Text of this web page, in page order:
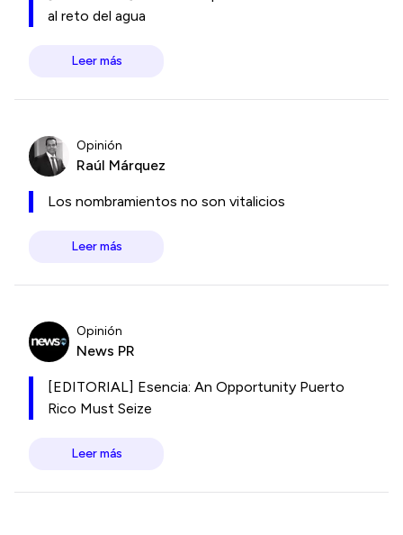
al reto del agua
Leer más
Opinión
Raúl Márquez
Los nombramientos no son vitalicios
Leer más
Opinión
News PR
[EDITORIAL] Esencia: An Opportunity Puerto
Rico Must Seize
Leer más